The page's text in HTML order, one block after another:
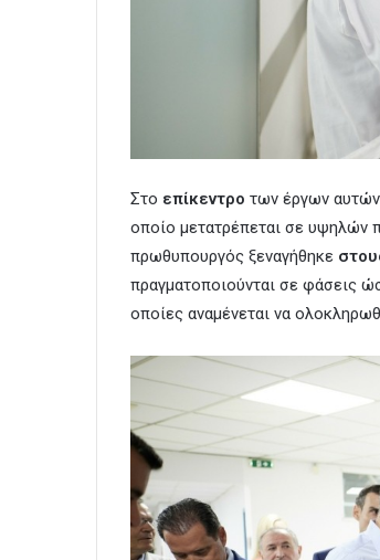
Στο επίκεντρο των έργων αυτών
οποίο μετατρέπεται σε υψηλών
πρωθυπουργός ξεναγήθηκε
πραγματοποιούνται σε φάσεις
οποίες αναμένεται να